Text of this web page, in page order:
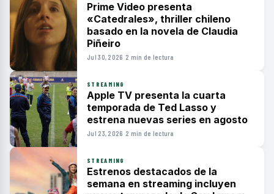
Prime Video presenta
«Catedrales», thriller chileno
basado en la novela de Claudia
Piñeiro
Jul 30, 2026 ·2 min de lectura
STREAMING
Apple TV presenta la cuarta
temporada de Ted Lasso y
estrena nuevas series en agosto
Jul 23, 2026 ·2 min de lectura
STREAMING
Estrenos destacados de la
semana en streaming incluyen